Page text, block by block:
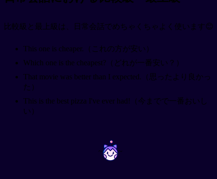
比較級と最上級は、日常会話でめちゃくちゃよく使います😊
This one is cheaper.（これの方が安い）
Which one is the cheapest?（どれが一番安い？）
That movie was better than I expected.（思ったより良かっ
た）
This is the best pizza I've ever had!（今までで一番おいし
い）
~ ~